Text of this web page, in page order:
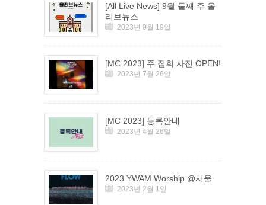
[All Live News] 9월 둘째 주 올
리브뉴스
2023년 9월 19일
[MC 2023] 주 집회 사진 OPEN!
2023년 7월 26일
[MC 2023] 등록안내
2023년 4월 26일
2023 YWAM Worship @서울
2023년 2월 1일